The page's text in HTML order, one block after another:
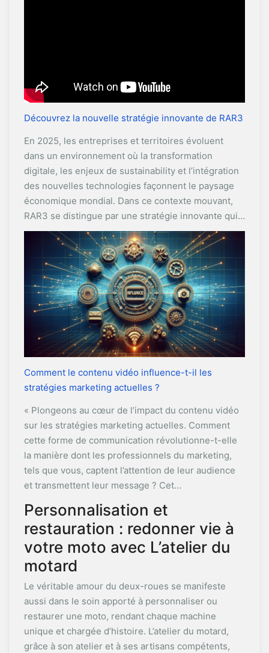
Découvrez la nouvelle stratégie innovante de RAR3
En 2025, les entreprises et territoires évoluent
dans un environnement où la transformation
digitale, les enjeux de sustainability et l’intégration
des nouvelles technologies façonnent le paysage
économique mondial. Dans ce contexte mouvant,
RAR3 se distingue par une stratégie innovante qui…
Comment le contenu vidéo influence-t-il les
stratégies marketing actuelles ?
« Plongeons au cœur de l’impact du contenu vidéo
sur les stratégies marketing actuelles. Comment
cette forme de communication révolutionne-t-elle
la manière dont les professionnels du marketing,
tels que vous, captent l’attention de leur audience
et transmettent leur message ? Cet…
Personnalisation et
restauration : redonner vie à
votre moto avec L’atelier du
motard
Le véritable amour du deux-roues se manifeste
aussi dans le soin apporté à personnaliser ou
restaurer une moto, rendant chaque machine
unique et chargée d’histoire. L’atelier du motard,
grâce à son atelier et à ses artisans compétents,